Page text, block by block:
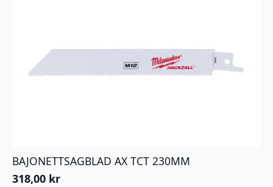
BAJONETTSAGBLAD AX TCT 230MM
318,00 kr